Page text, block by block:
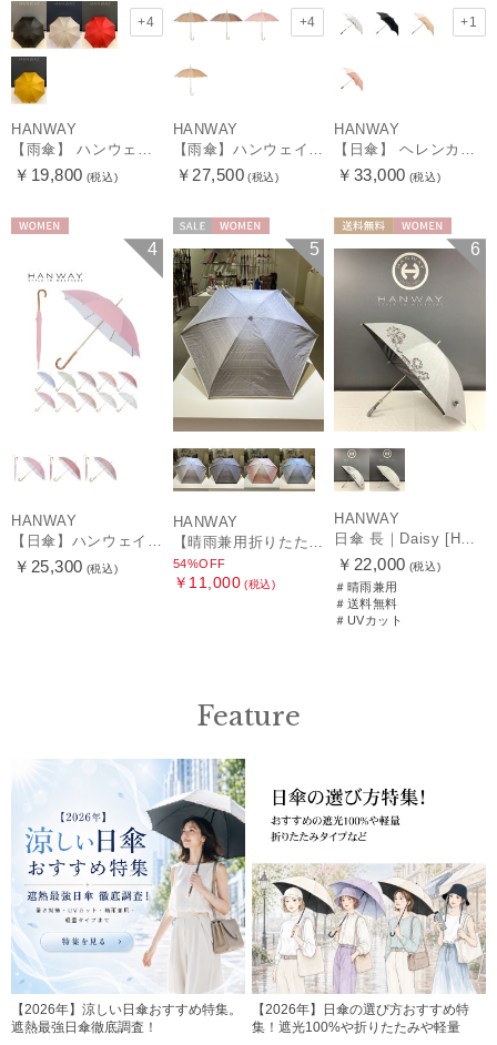
+4
HANWAY
【雨傘】 ハンウェイ （HANWAY） Couturier クチュリエ 長傘 日本製
￥19,800 (税込)
+4
HANWAY
【雨傘】ハンウェイ （HANWAY ）真田耳（サナダミミ）長傘 日本製 カーボン骨
￥27,500 (税込)
+1
HANWAY
【日傘】 ヘレンカミンスキー（HELEN KAMINSKI） X ハンウェイ (HANWAY) コラボ プロヴァンスタイプ 麻無地 ラフィアコード 折りたたみ傘 曲がり手元 純パラソル
￥33,000 (税込)
4
HANWAY
【日傘】ハンウェイ (HANWAY) Pシエスタ 白ラミネート ナチュラルカラー 長傘 オールウェザー 遮光 竹手元 晴雨兼用 UV 日本製
￥25,300 (税込)
5
HANWAY
【晴雨兼用折りたたみ日傘】ハンウェイ (HANWAY) Socal Gir（ソーカル・ガール） 暑さ対策、紫外線対策、親骨：～50cm 雨の日OK 遮光 UV 晴雨兼用
54%OFF
￥11,000 (税込)
6
HANWAY
￥22,000 (税込)
＃晴雨兼用
＃送料無料
＃UVカット
Feature
【2026年】涼しい日傘おすすめ特集。
遮熱最強日傘徹底調査！
【2026年】日傘の選び方おすすめ特
集！遮光100%や折りたたみや軽量